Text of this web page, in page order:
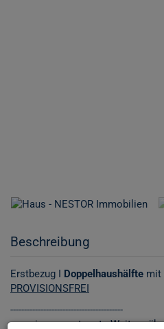
Beschreibung
Erstbezug I Doppelhaushälfte mit
PROVISIONSFREI
-----------------------------------------
www.immonestor.at- Weitere